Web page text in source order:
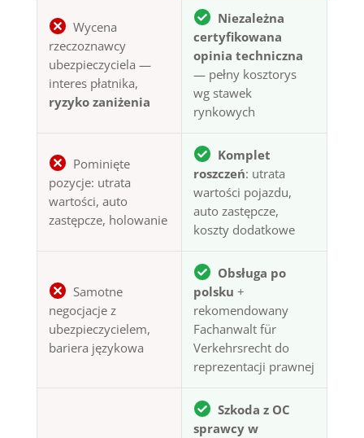
Wycena
rzeczoznawcy
ubezpieczyciela —
interes płatnika,
ryzyko zaniżenia
Niezależna
certyfikowana
opinia techniczna
— pełny kosztorys
wg stawek
rynkowych
Pominięte
pozycje: utrata
wartości, auto
zastępcze, holowanie
Komplet
roszczeń: utrata
wartości pojazdu,
auto zastępcze,
koszty dodatkowe
Samotne
negocjacje z
ubezpieczycielem,
bariera językowa
Obsługa po
polsku +
rekomendowany
Fachanwalt für
Verkehrsrecht do
reprezentacji prawnej
Szkoda z OC
sprawcy w